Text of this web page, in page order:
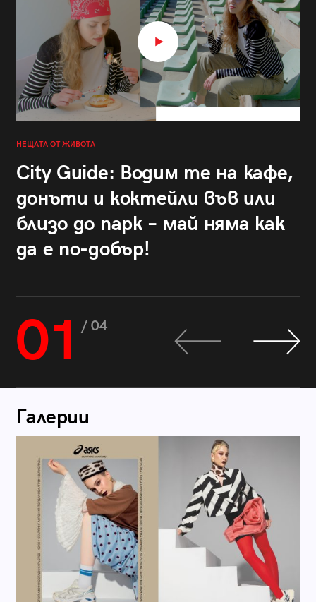
НЕЩАТА ОТ ЖИВОТА
City Guide: Водим те на кафе,
донъти и коктейли във или
близо до парк – май няма как
да е по-добър!
01 / 04
Галерии